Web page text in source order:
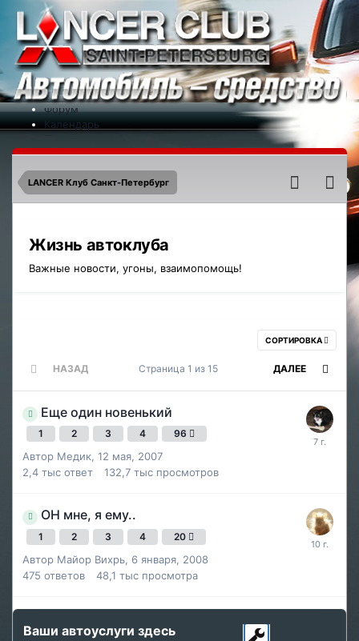
Меню
На сайт
Форум
Календарь
Новости
Контакты
LANCER Клуб Санкт-Петербург
Жизнь автоклуба
Важные новости, угоны, взаимопомощь!
СОРТИРОВКА
НАЗАД ДАЛЕЕ
Страница 1 из 15
Еще один новенький
1 2 3 4 96
Автор Медик, 12 мая, 2007
2,4 тыс ответ 132,7 тыс просмотров
ОН мне, я ему..
1 2 3 4 20
Автор Майор Вихрь, 6 января, 2008
475 ответов 48,1 тыс просмотра
Ваши автоуслуги здесь